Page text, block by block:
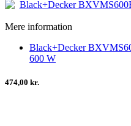
Mere information
Black+Decker
600 W
474,00 kr.